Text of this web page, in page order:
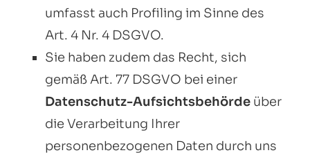
umfasst auch Profiling im Sinne des
Art. 4 Nr. 4 DSGVO.
Sie haben zudem das Recht, sich
gemäß Art. 77 DSGVO bei einer
Datenschutz-Aufsichtsbehörde über
die Verarbeitung Ihrer
personenbezogenen Daten durch uns